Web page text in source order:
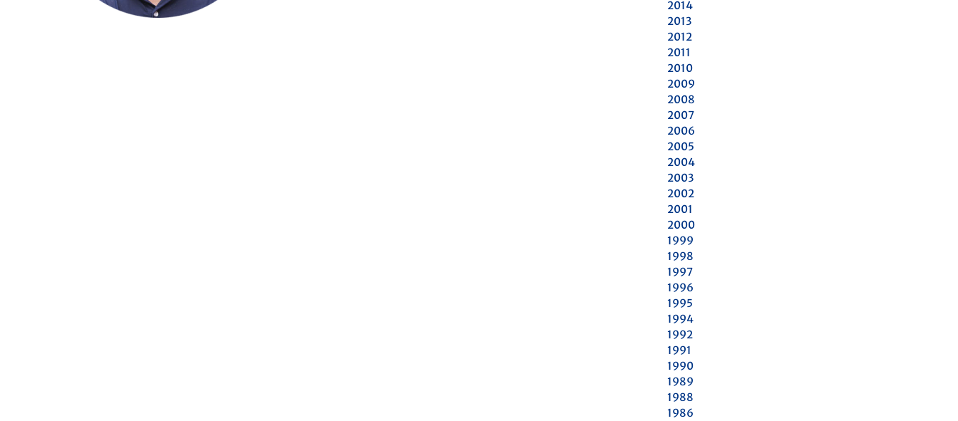
2014
2013
2012
2011
2010
2009
2008
2007
2006
2005
2004
2003
2002
2001
2000
1999
1998
1997
1996
1995
1994
1992
1991
1990
1989
1988
1986